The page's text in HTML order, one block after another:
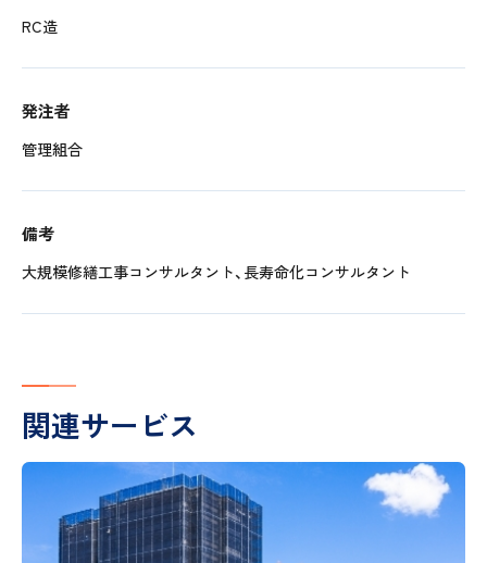
RC造
発注者
管理組合
備考
大規模修繕工事コンサルタント、長寿命化コンサルタント
関連サービス